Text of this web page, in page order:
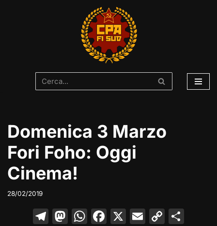
Domenica 3 Marzo
Fori Foho: Oggi
Cinema!
28/02/2019
T M W F X E C